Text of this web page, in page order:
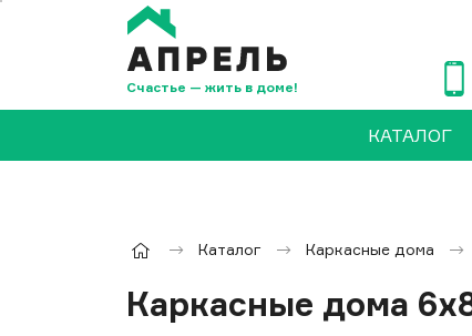
Счастье — жить в доме!
КАТАЛОГ
Каталог Каркасные дома
Каркасные дома